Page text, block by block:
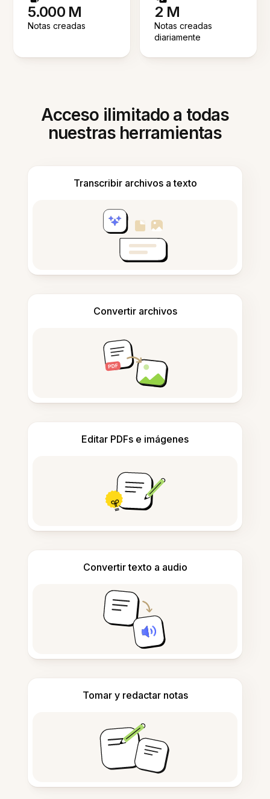
5.000 M
Notas creadas
2 M
Notas creadas
diariamente
Acceso ilimitado a todas
nuestras herramientas
Transcribir archivos a texto
Convertir archivos
Editar PDFs e imágenes
Convertir texto a audio
Tomar y redactar notas